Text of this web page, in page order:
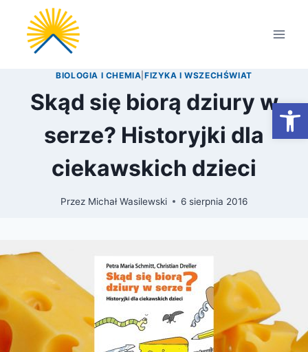
Przejdź
treści
BIOLOGIA I CHEMIA FIZYKA I WSZECHŚWIAT
Skąd się biorą dziury w
serze? Historyjki dla
ciekawskich dzieci
Przez Michał Wasilewski 6 sierpnia 2016